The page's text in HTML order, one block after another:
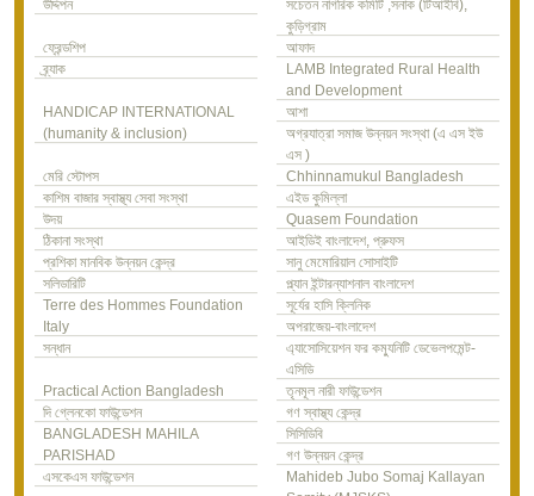
উদ্দিপন
সচেতন নাগরিক কমিটি ,সনাক (টিআইবি),
কুড়িগ্রাম
ফ্রেন্ডশিপ
আফাদ
ব্র্যাক
LAMB Integrated Rural Health
and Development
HANDICAP INTERNATIONAL
(humanity & inclusion)
আশা
অগ্রযাত্রা সমাজ উন্নয়ন সংস্থা (এ এস ইউ
এস )
মেরি স্টোপস
Chhinnamukul Bangladesh
কাশিম বাজার স্বাস্থ্য সেবা সংস্থা
এইড কুমিল্লা
উদয়
Quasem Foundation
ঠিকানা সংস্থা
আইডিই বাংলাদেশ, প্রুফস
প্রশিকা মানবিক উন্নয়ন কেন্দ্র
সানু মেমোরিয়াল সোসাইটি
সলিডারিটি
প্ল্যান ইন্টারন্যাশনাল বাংলাদেশ
Terre des Hommes Foundation
Italy
সূর্যের হাসি ক্লিনিক
অপরাজেয়-বাংলাদেশ
সন্ধান
এ্যাসোসিয়েশন ফর কম্যুনিটি ডেভেলপমেন্ট-
এসিডি
Practical Action Bangladesh
তৃনমূল নারী ফাউন্ডেশন
দি গ্লেনকো ফাউন্ডেশন
গণ স্বাস্থ্য কেন্দ্র
BANGLADESH MAHILA
PARISHAD
সিসিডিবি
গণ উন্নয়ন কেন্দ্র
এসকেএস ফাউন্ডেশন
Mahideb Jubo Somaj Kallayan